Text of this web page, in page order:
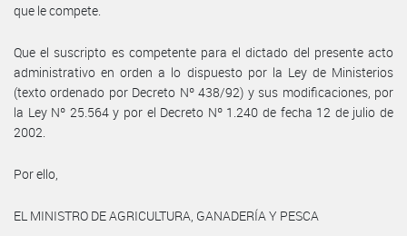
que le compete.
Que el suscripto es competente para el dictado del presente acto
administrativo en orden a lo dispuesto por la Ley de Ministerios
(texto ordenado por Decreto Nº 438/92) y sus modificaciones, por
la Ley Nº 25.564 y por el Decreto Nº 1.240 de fecha 12 de julio de
2002.
Por ello,
EL MINISTRO DE AGRICULTURA, GANADERÍA Y PESCA